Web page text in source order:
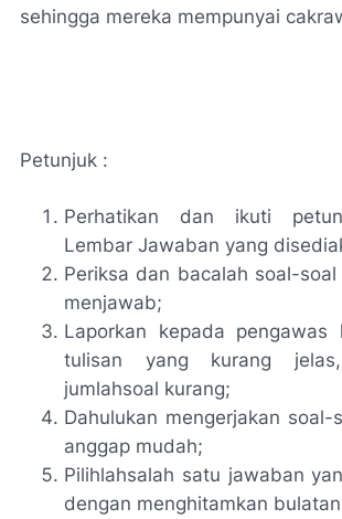
sehingga mereka mempunyai
Petunjuk :
Perhatikan dan ikuti
Lembar Jawaban yang
Periksa dan bacalah soal-
menjawab;
Laporkan kepada pengawas
tulisan yang kurang
jumlahsoal kurang;
Dahulukan mengerjakan soal-
anggap mudah;
Pilihlahsalah satu jawaban
dengan menghitamkan